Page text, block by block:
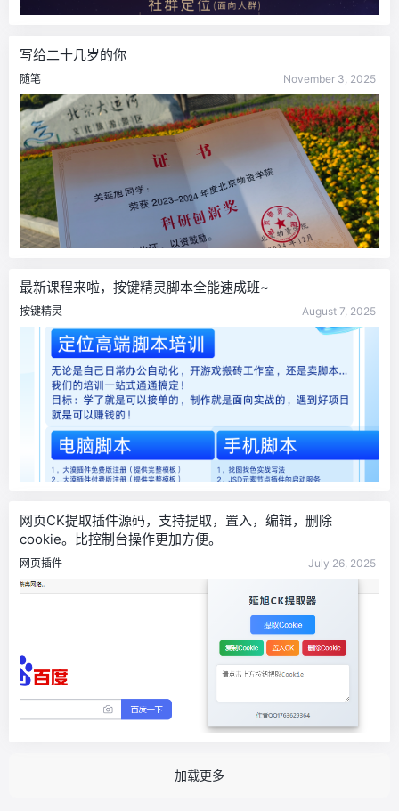
写给二十几岁的你
随笔 November 3, 2025
最新课程来啦，按键精灵脚本全能速成班~
按键精灵 August 7, 2025
网页CK提取插件源码，支持提取，置入，编辑，删除
cookie。比控制台操作更加方便。
网页插件 July 26, 2025
加载更多